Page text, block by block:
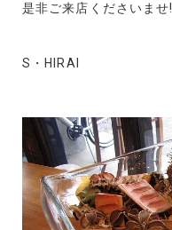
是非ご来店くださいませ!
S・HIRAI